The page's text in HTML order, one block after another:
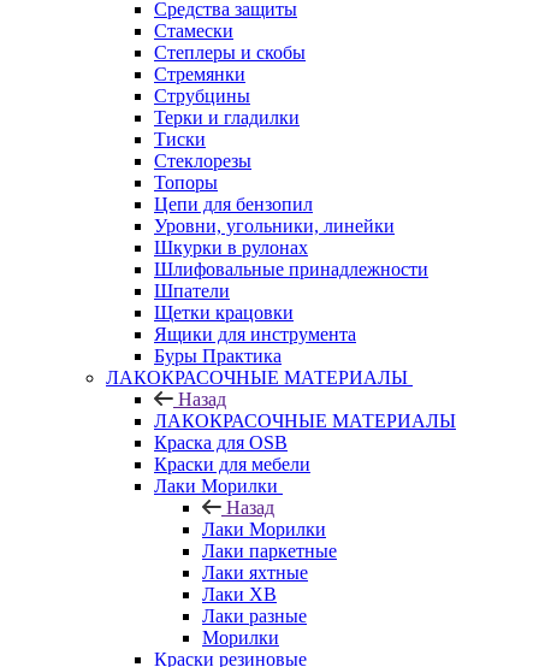
Средства защиты
Стамески
Степлеры и скобы
Стремянки
Струбцины
Терки и гладилки
Тиски
Стеклорезы
Топоры
Цепи для бензопил
Уровни, угольники, линейки
Шкурки в рулонах
Шлифовальные принадлежности
Шпатели
Щетки крацовки
Ящики для инструмента
Буры Практика
ЛАКОКРАСОЧНЫЕ МАТЕРИАЛЫ
Назад
ЛАКОКРАСОЧНЫЕ МАТЕРИАЛЫ
Краска для OSB
Краски для мебели
Лаки Морилки
Назад
Лаки Морилки
Лаки паркетные
Лаки яхтные
Лаки ХВ
Лаки разные
Морилки
Краски резиновые